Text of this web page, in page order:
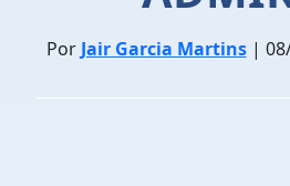
Por Jair Garcia Martins| 08/